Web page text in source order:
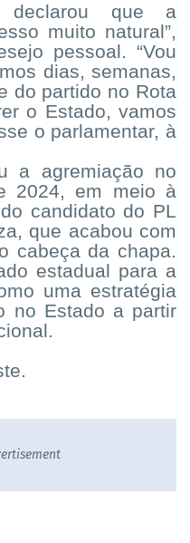
declarou que a
muito natural”,
pessoal. “Vou
dias, semanas,
do partido no Rota
o Estado, vamos
o parlamentar, à
a agremiação no
2024, em meio à
candidato do PL
que acabou com
cabeça da chapa.
estadual para a
uma estratégia
no Estado a partir